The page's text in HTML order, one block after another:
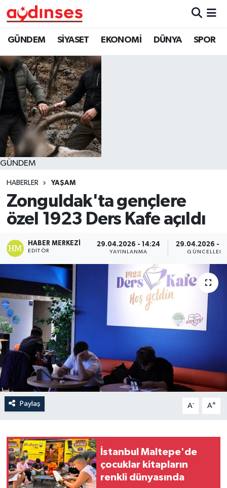
GÜNDEM SİYASET EKONOMİ DÜNYA SPOR
GÜNDEM
HABERLER YAŞAM
Zonguldak'ta gençlere
özel 1923 Ders Kafe açıldı
HABER MERKEZI
EDITÖR
29.04.2026 - 14:24
YAYINLANMA
29.04.2026 -
Paylaş A- A+
İstanbul Maltepe'de
çocuklar kitapların
renkli dünyasında
GÜNDEM
SİYASET
EKONOMİ
DÜNYA
SPOR
MAGAZİN
Nöbetçi Eczaneler
Hava Durumu
Aydin Namaz Vakitleri
Trafik Durumu
Süper Lig Puan Durumu ve Fikstür
Tüm Manşetler
Son Dakika Haberleri
Haber Arşivi